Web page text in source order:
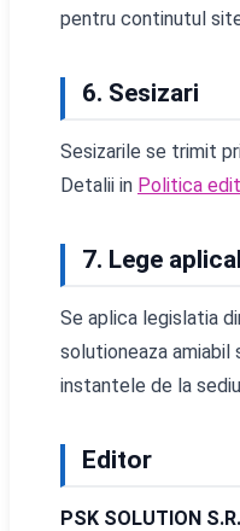
pentru continutul
6. Sesizari
Sesizarile se trimit
Detalii in Politica
7. Lege
Se aplica legislatia
solutioneaza amiabil
instantele de la
Editor
PSK SOLUTION